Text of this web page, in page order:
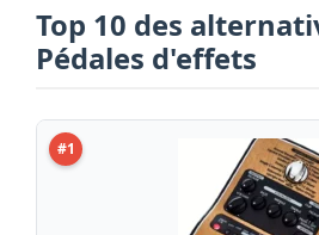
Top 10 des
Pédales d'effets
#1